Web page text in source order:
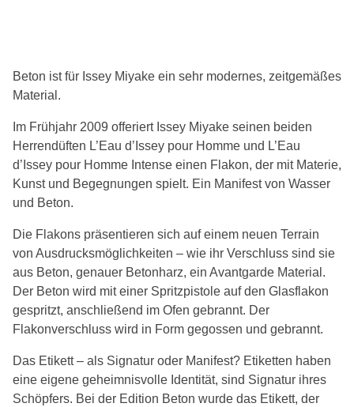
Beton ist für Issey Miyake ein sehr modernes, zeitgemäßes
Material.
Im Frühjahr 2009 offeriert Issey Miyake seinen beiden
Herrendüften L’Eau d’Issey pour Homme und L’Eau
d’Issey pour Homme Intense einen Flakon, der mit Materie,
Kunst und Begegnungen spielt. Ein Manifest von Wasser
und Beton.
Die Flakons präsentieren sich auf einem neuen Terrain
von Ausdrucksmöglichkeiten – wie ihr Verschluss sind sie
aus Beton, genauer Betonharz, ein Avantgarde Material.
Der Beton wird mit einer Spritzpistole auf den Glasflakon
gespritzt, anschließend im Ofen gebrannt. Der
Flakonverschluss wird in Form gegossen und gebrannt.
Das Etikett – als Signatur oder Manifest? Etiketten haben
eine eigene geheimnisvolle Identität, sind Signatur ihres
Schöpfers. Bei der Edition Beton wurde das Etikett, der